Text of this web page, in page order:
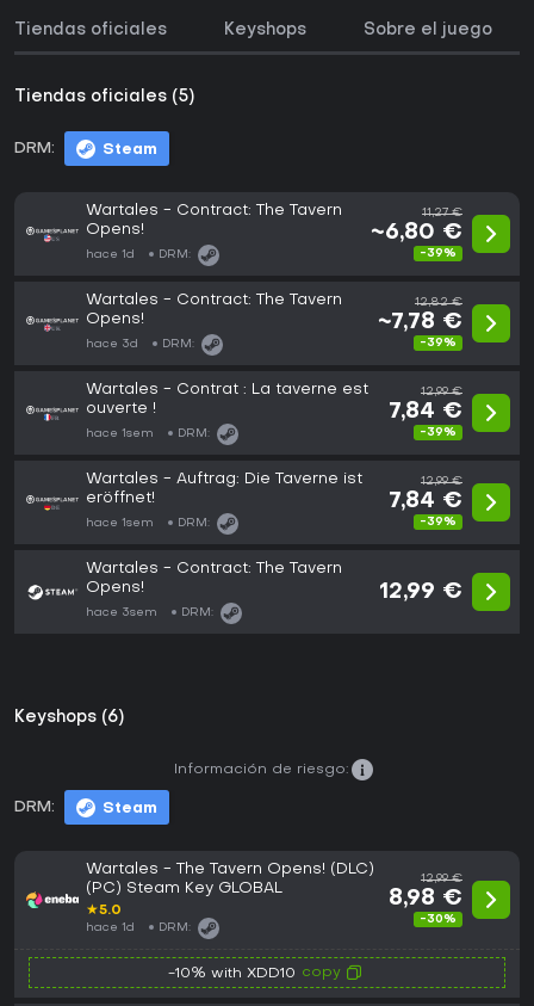
Tiendas oficiales Keyshops Sobre el juego
Tiendas oficiales (5)
DRM: Steam
Wartales - Contract: The Tavern
Opens!
hace 1d DRM:
11,27 €
~6,80 €
-39%
Wartales - Contract: The Tavern
Opens!
hace 3d DRM:
12,82 €
~7,78 €
-39%
Wartales - Contrat : La taverne est
ouverte !
hace 1sem DRM:
12,99 €
7,84 €
-39%
Wartales - Auftrag: Die Taverne ist
eröffnet!
hace 1sem DRM:
12,99 €
7,84 €
-39%
Wartales - Contract: The Tavern
Opens!
hace 3sem DRM:
12,99 €
Keyshops (6)
DRM: Steam
Información de riesgo:
Wartales - The Tavern Opens! (DLC)
(PC) Steam Key GLOBAL
★5.0
hace 1d DRM:
12,99 €
8,98 €
-30%
-10% with XDD10 copy